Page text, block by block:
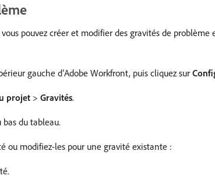
pouvez créer et modifier des gravités de
gauche d’Adobe Workfront, puis cliquez sur
projet > Gravités.
bas du tableau.
ou modifiez-les pour une gravité existante :